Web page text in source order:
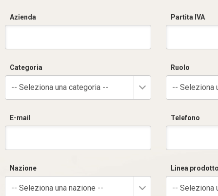
Azienda Partita IVA
Categoria
-- Seleziona una categoria --
Ruolo
-- Seleziona
E-mail Telefono
Nazione
-- Seleziona una nazione --
Linea prodotto